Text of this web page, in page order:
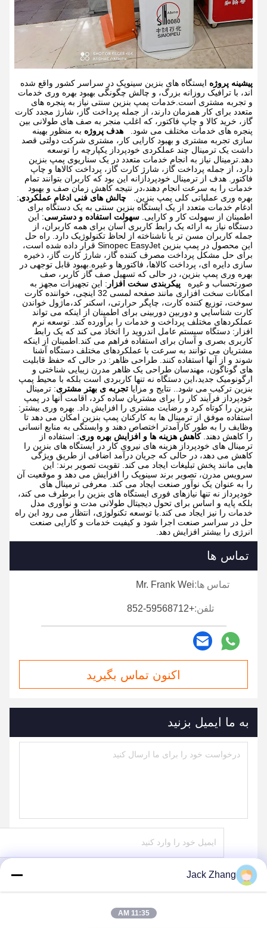
پیشینه پروژه ایستگاه های بنزین سینوپک در سراسر کشور واقع شده
اند، با ترافیک روزانه بزرگ، و چالش چگونگی بهبود بهره وری خدمات
و تجربه مشتری است.خدمات پمپ بنزین سنتی نیاز به پنجره های
متعدد برای کار همزمان دارند، از جمله پرداخت گاز، شارژ مجدد کارت
گاز، خرید کالا و چاپ فاکتور، که اغلب منجر به صف های طولانی بین
پنجره های خدمات مختلف می شود.
هدف پروژه به منظور بهینه
سازی تجربه مشتری و بهبود کارایی کار، مشتری شرکت دولتی قصد
داشت یک ترمینال چند عملکردی خودپرداز یکپارچه را توسعه
دهد.ترمینال نیاز به انجام خدمات متعدد در یک سناریوی پمپ بنزین
دارد، از جمله پرداخت گاز، شارژ کارت گاز، پرداخت کالاها و چاپ
فاکتور. هدف از ترمینال خودپردازانه این بود که کاربران بتوانند تمام
خدمات را به سرعت انجام دهند،در نتیجه کاهش زمان صف و بهبود
بهره وری عملیاتی کلی پمپ بنزین.
چالش های فنی ادغام عملکردی:
ادغام خدمات متعدد از یک ایستگاه بنزین سنتی به یک دستگاه برای
اطمینان از سهولت کار و کارایی. سهولت استفاده و دسترسی: این
دستگاه نیاز به ارائه یک رابط کاربری آسان برای همه کاربران، از
جمله کاربران مسن تر یا ناشناخته از لحاظ تکنولوژیک دارد.
راه حل
این محصول در پمپ بنزین Sinopec EasyJet قرار داده شده است،
برای حل مشکل پرداخت مصرف کننده گاز، شارژ کارت گاز، ذخیره
سازی دایره ای، پرداخت کالاها، فاکتورها و غیره.بهبود قابل توجهی در
بهره وری پمپ بنزین، در حالی که تسهیل صف گاز کاربر، صف
صورتحساب و غیره
پیکربندی سخت افزار : این تجهیزات مجهز به
امکانات سخت افزاری مانند صفحه لمسی 32 اینچی، خواننده کارت
سوخت، توزیع کننده کارت، چاپگر حرارتی، اسکنر کد،ماژول خواندن
کارت شناسايي و دوربین دوربینی برای اطمینان از اینکه می تواند
عملکردهای مختلف پرداخت و خدمات را برآورده کند.
توسعه نرم
افزار: دستگاه سیستم عامل اندروید را اتخاذ می کند که یک رابط
کاربری بصری و آسان برای استفاده فراهم می کند.اطمینان از اینکه
مشتریان می توانند به سرعت با عملکردهای مختلف دستگاه آشنا
شوند و از آنها استفاده کنند.
طراحی ظاهر: در حالی که حفظ قابلیت
های گوناگون، مهندسان طراحی یک ظاهر مدرن زیبایی شناختی و
ارگونومیک جدید،این دستگاه نه تنها کاربردی است بلکه با محیط پمپ
بنزین ترکیب می شود..
نتایج و مزایا تجربه ی بهتر مشتری: ترمینال
خودپرداز فرآیند کار را برای مشتریان ساده کرد، اقامت آنها در پمپ
بنزین را کوتاه کرد و رضایت مشتری را افزایش داد.
بهره وری بیشتر:
استفاده موفق از ترمینال ها به کارکنان پمپ بنزین امکان می دهد تا
وظایف را به طور کارآمدتر اختصاص دهند و وابستگی به منابع انسانی
را کاهش دهند.
کاهش هزینه ها و افزایش بهره وری: استفاده از
ترمینال های خودپرداز هزینه های نیروی کار در ایستگاه های بنزین را
کاهش می دهد، در حالی که جریان درآمد اضافی از طریق ویژگی
هایی مانند پخش تبلیغات ایجاد می کند.
تقویت تصویر برند: این
سرویس مدرن، تصویر برند سینوپک را افزایش می دهد و موقعیت آن
را به عنوان یک نوآور صنعت ایجاد می کند.
معرفی ترمینال های
خودپرداز نه تنها نیازهای فوری ایستگاه های بنزین را برطرف می کند،
بلکه پایه و اساس برای تحول دیجیتال طولانی مدت و نوآوری مدل
خدمات را نیز ایجاد می کند.با توسعه تکنولوژی، انتظار می رود این راه
حل در سراسر صنعت اجرا شود و کیفیت خدمات و کارایی صنعت
انرژی را بیشتر افزایش دهد.
تماس ها
تماس ها:Mr. Frank Wei
تلفن:+852-59568712
اکنون تماس بگیرید
به ما ایمیل بزنید
Jack Zhang
11:35 AM